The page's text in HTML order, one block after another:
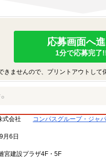
応募画面へ
1分で応募完了
ませんので、プリントアウトして
式会社
コンパスグループ・ジャ
月6日
宮建設プラザ4F・5F